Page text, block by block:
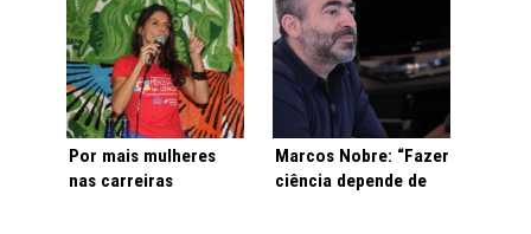
ciências sociais”
Por mais mulheres
nas carreiras
Marcos Nobre: “Fazer
ciência depende de